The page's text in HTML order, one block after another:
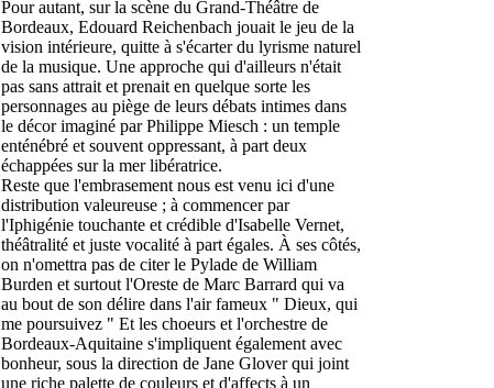
Pour autant, sur la scène du Grand-Théâtre de
Bordeaux, Edouard Reichenbach jouait le jeu de la
vision intérieure, quitte à s'écarter du lyrisme naturel
de la musique. Une approche qui d'ailleurs n'était
pas sans attrait et prenait en quelque sorte les
personnages au piège de leurs débats intimes dans
le décor imaginé par Philippe Miesch : un temple
enténébré et souvent oppressant, à part deux
échappées sur la mer libératrice.
Reste que l'embrasement nous est venu ici d'une
distribution valeureuse ; à commencer par
l'Iphigénie touchante et crédible d'Isabelle Vernet,
théâtralité et juste vocalité à part égales. À ses côtés,
on n'omettra pas de citer le Pylade de William
Burden et surtout l'Oreste de Marc Barrard qui va
au bout de son délire dans l'air fameux " Dieux, qui
me poursuivez " Et les choeurs et l'orchestre de
Bordeaux-Aquitaine s'impliquent également avec
bonheur, sous la direction de Jane Glover qui joint
une riche palette de couleurs et d'affects à un